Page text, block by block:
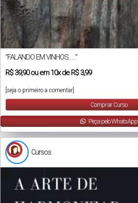
“FALANDO EM VINHOS…..”
R$39,90ou em10xdeR$ 3,99
[seja o primeiro a comentar]
Comprar Curso
Peça pelo WhatsApp
Cursos